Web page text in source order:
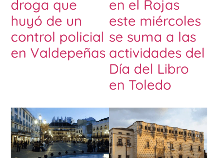
droga que
huyó de un
control policial
en Valdepeñas
en el Rojas
este miércoles
se suma a las
actividades del
Día del Libro
en Toledo